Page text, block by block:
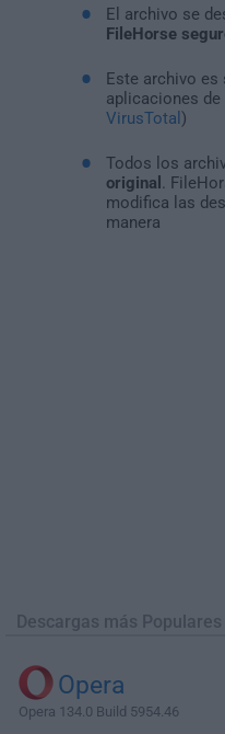
El archivo se
FileHorse
Este archivo es
aplicaciones de
VirusTotal )
Todos los
original
.
modifica las
manera
Descargas más Populares
Opera
Opera 134.0 Build 5954.46